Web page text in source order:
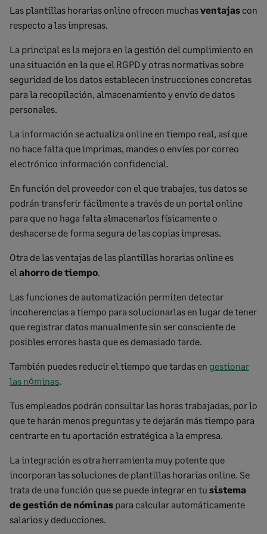
Las plantillas horarias online ofrecen muchasventajas con
respecto a las impresas.
La principal es la mejora en la gestión del cumplimiento en
una situación en la que el RGPDy otras normativas sobre
seguridad de los datos establecen instrucciones concretas
para la recopilación, almacenamiento y envío de datos
personales.
La información se actualiza online en tiempo real, así que
no hace falta que imprimas, mandes o envíes por correo
electrónico información confidencial.
En función del proveedor con el que trabajes, tus datos se
podrán transferir fácilmente a través de un portal online
para que no haga falta almacenarlos físicamente o
deshacerse de forma segura de las copias impresas.
Otra de las ventajas de las plantillas horarias online es
el ahorro de tiempo
Las funciones de automatización permiten detectar
incoherencias a tiempo para solucionarlas en lugar de tener
que registrar datos manualmente sin ser consciente de
posibles errores hasta que es demasiado tarde.
También puedes reducir el tiempo que tardas en gestionar
las nóminas
Tus empleados podrán consultar las horas trabajadas, por lo
que te harán menos preguntas y te dejarán más tiempo para
centrarte en tu aportación estratégica a la empresa.
La integración es otra herramienta muy potente que
incorporan las soluciones de plantillas horarias online . Se
trata de una función que se puede integrar en tu sistema
de gestión de nóminas para calcular automáticamente
salarios y deducciones.